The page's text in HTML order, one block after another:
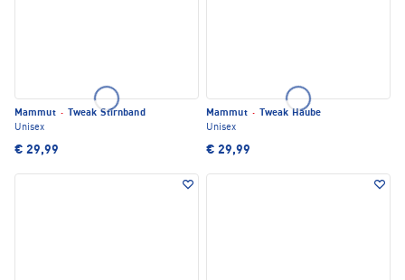
Mammut ·
Tweak Stirnband
Unisex
€ 29,99
Mammut ·
Tweak Haube
Unisex
€ 29,99